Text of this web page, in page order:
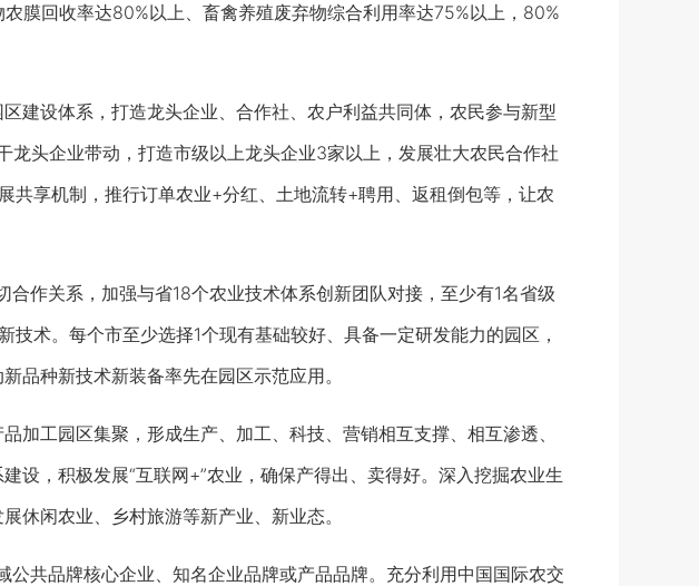
膜回收率达80%以上、畜禽养殖废弃物综合利用率达75%以上，80%
设体系，打造龙头企业、合作社、农户利益共同体，农民参与新型
头企业带动，打造市级以上龙头企业3家以上，发展壮大农民合作社
享机制，推行订单农业+分红、土地流转+聘用、返租倒包等，让农
作关系，加强与省18个农业技术体系创新团队对接，至少有1名省级
术。每个市至少选择1个现有基础较好、具备一定研发能力的园区，
品种新技术新装备率先在园区示范应用。
工园区集聚，形成生产、加工、科技、营销相互支撑、相互渗透、
设，积极发展“互联网+”农业，确保产得出、卖得好。深入挖掘农业生
休闲农业、乡村旅游等新产业、新业态。
共品牌核心企业、知名企业品牌或产品品牌。充分利用中国国际农交